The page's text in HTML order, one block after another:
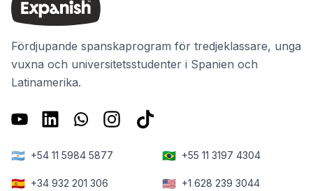
Fördjupande spanskaprogram för tredjeklassare, unga
vuxna och universitetsstudenter i Spanien och
Latinamerika.
🇦🇷 +54 11 5984 5877 🇧🇷 +55 11 3197 4304
🇪🇸 +34 932 201 306 🇺🇸 +1 628 239 3044